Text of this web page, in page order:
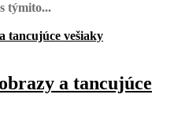
týmito...
a tancujúce